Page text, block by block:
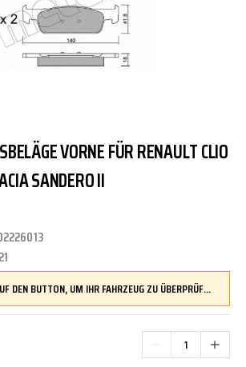
VORNE FÜR RENAULT CLIO
SANDERO II
DRÜCKEN SIE AUF DEN BUTTON, UM IHR FAHRZEUG ZU ÜBERPRÜFEN UND SICHERZUSTELLEN, DASS DIESES TEIL KOMPATIBEL IST, BEVOR SIE ES BESTELLEN